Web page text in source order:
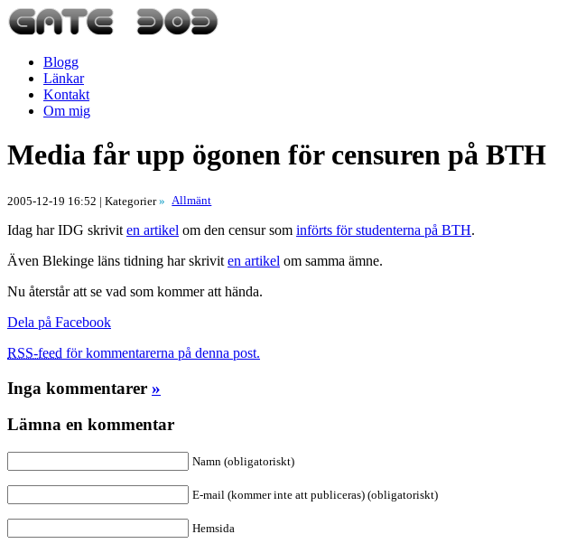
Blogg
Länkar
Kontakt
Om mig
Media får upp ögonen för censuren på BTH
2005-12-19 16:52 | Kategorier» Allmänt
Idag har IDG skrivit en artikel om den censur som införts för studenterna på BTH.
Även Blekinge läns tidning har skrivit en artikel om samma ämne.
Nu återstår att se vad som kommer att hända.
Dela på Facebook
RSS-feed för kommentarerna på denna post.
Inga kommentarer »
Lämna en kommentar
Namn (obligatoriskt)
E-mail (kommer inte att publiceras) (obligatoriskt)
Hemsida